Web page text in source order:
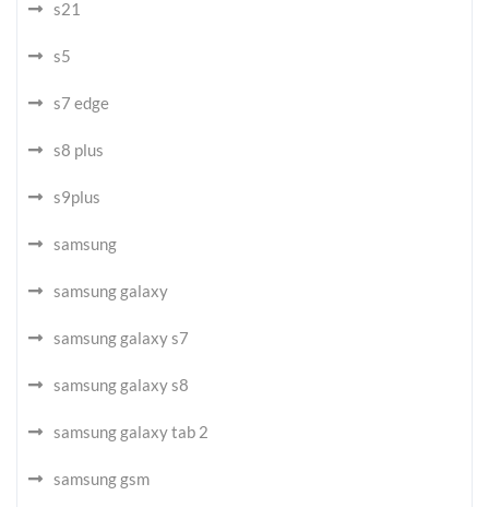
s21
s5
s7 edge
s8 plus
s9plus
samsung
samsung galaxy
samsung galaxy s7
samsung galaxy s8
samsung galaxy tab 2
samsung gsm